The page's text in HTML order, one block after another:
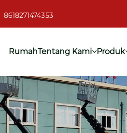
8618271474353
RumahTentang Kami Produk